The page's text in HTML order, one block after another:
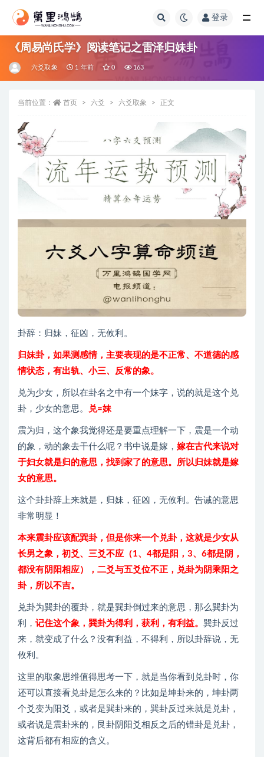
登录
《周易尚氏学》阅读笔记之雷泽归妹卦
六爻取象 1 年前 0 163
当前位置： 首页 六爻 六爻取象 正文
卦辞：归妹，征凶，无攸利。
归妹卦，如果测感情，主要表现的是不正常、不道德的感
情状态，有出轨、小三、反常的象。
兑为少女，所以在卦名之中有一个妹字，说的就是这个兑
卦，少女的意思。
兑=妹
震为归，这个象我觉得还是要重点理解一下，震是一个动
的象，动的象去干什么呢？书中说是嫁， 嫁在古代来说对
于妇女就是归的意思，找到家了的意思。所以归妹就是嫁
女的意思。
这个卦卦辞上来就是，归妹，征凶，无攸利。告诫的意思
非常明显！
本来震卦应该配巽卦，但是你来一个兑卦，这就是少女从
长男之象，初爻、三爻不应（1、4都是阳，3、6都是阴，
都没有阴阳相应），二爻与五爻位不正，兑卦为阴乘阳之
卦，所以不吉。
兑卦为巽卦的覆卦，就是巽卦倒过来的意思，那么巽卦为
利， 记住这个象，巽卦为得利，获利，有利益。 巽卦反过
来，就变成了什么？没有利益，不得利，所以卦辞说，无
攸利。
这里的取象思维值得思考一下，就是当你看到兑卦时，你
还可以直接看兑卦是怎么来的？比如是坤卦来的，坤卦两
个爻变为阳爻，或者是巽卦来的，巽卦反过来就是兑卦，
或者说是震卦来的，艮卦阴阳爻相反之后的错卦是兑卦，
这背后都有相应的含义。